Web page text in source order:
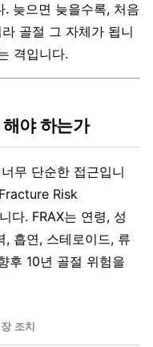
늦으면 늦을수록, 처음
골절 그 자체가 됩니
격입니다.
야 하는가
무 단순한 접근입니
Risk
다. FRAX는 연령, 성
, 흡연, 스테로이드, 류
후 10년 골절 위험을
조치